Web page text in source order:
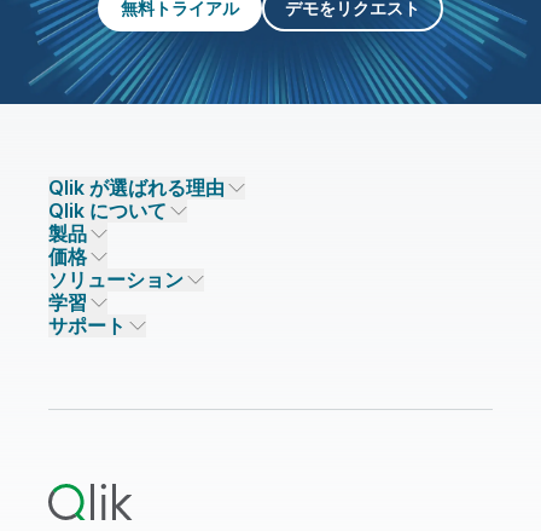
無料トライアル デモをリクエスト
Qlik が選ばれる理由
Qlik が選ばれる理由
信頼とセキュリティ
信頼とプライバシー
信頼と AI
主なテクノロジーパートナー
データソースとターゲット
Qlik について
企業情報
採用情報
ニュースルーム
事業所 / 連絡先
製品
データ統合とデータ品質
Qlik Talend
Qlik Talend Cloud
Talend Data Fabric
価格
データ統合
データ分析
AI / 機械学習
ソリューション
ソリューションパートナー
パートナー検索
学習
イベント
サポート